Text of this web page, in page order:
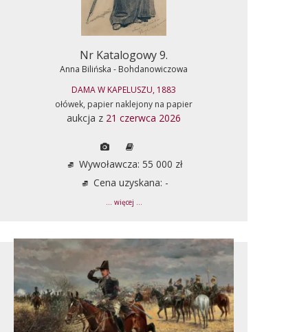
Nr Katalogowy 9.
Anna Bilińska - Bohdanowiczowa
DAMA W KAPELUSZU, 1883
ołówek, papier naklejony na papier
aukcja z 21 czerwca 2026
Wywoławcza: 55 000 zł
Cena uzyskana: -
... więcej ...